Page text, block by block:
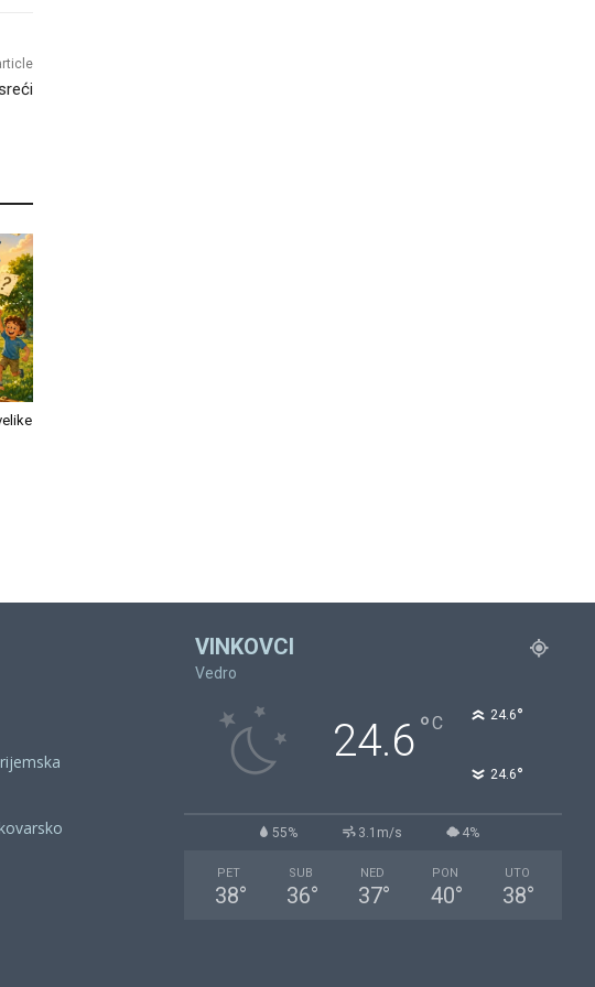
VINKOVCI
Vedro
24.6°C 24.6°
24.6°
55% 3.1m/s 4%
PET
38°
SUB
36°
NED
37°
PON
40°
UTO
38°